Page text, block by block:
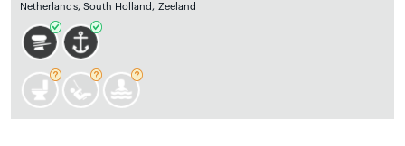
Netherlands, South Holland, Zeeland